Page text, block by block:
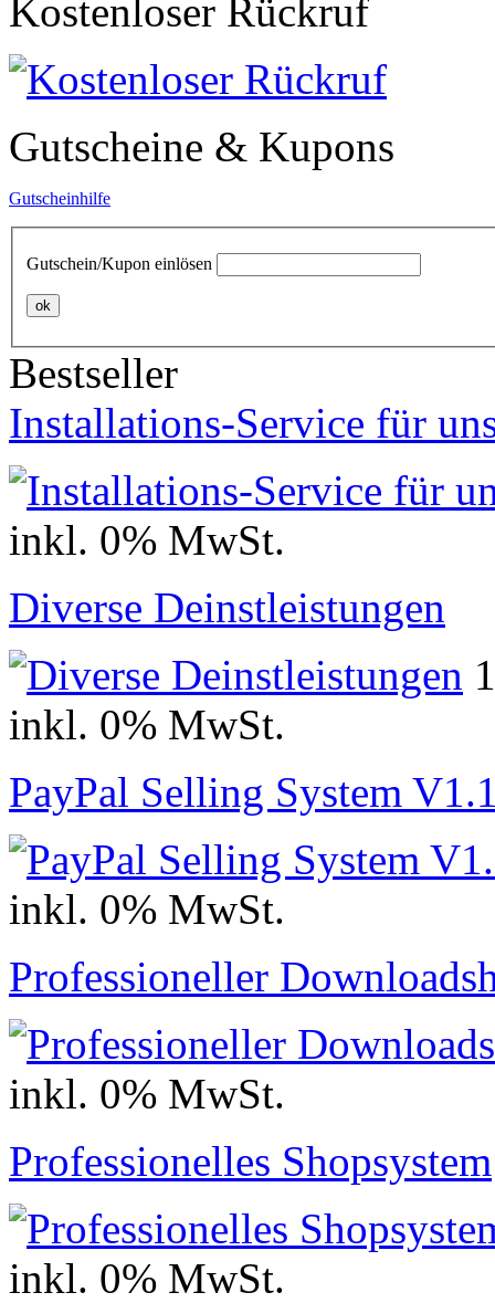
Kostenloser Rückruf
Gutscheine & Kupons
Gutscheinhilfe
Gutschein/Kupon einlösen
ok
Bestseller
Installations-Service für
inkl. 0% MwSt.
Diverse Deinstleistungen
inkl. 0% MwSt.
PayPal Selling System
inkl. 0% MwSt.
Professioneller
inkl. 0% MwSt.
Professionelles Shopsystem
inkl. 0% MwSt.